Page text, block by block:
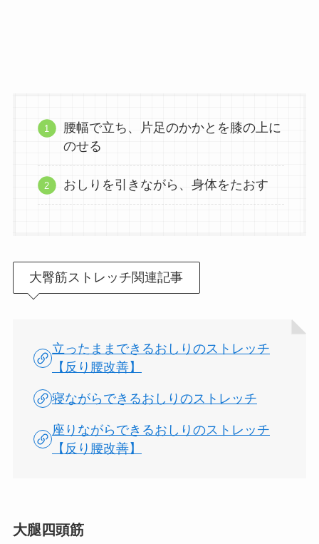
腰幅で立ち、片足のかかとを膝の上に
のせる
おしりを引きながら、身体をたおす
大臀筋ストレッチ関連記事
立ったままできるおしりのストレッチ
【反り腰改善】
寝ながらできるおしりのストレッチ
座りながらできるおしりのストレッチ
【反り腰改善】
大腿四頭筋